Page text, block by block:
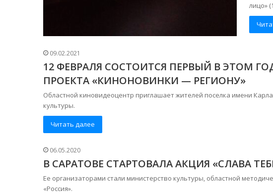
лицо»
09.02.2021
12 ФЕВРАЛЯ СОСТОИТСЯ ПЕРВЫЙ В ЭТОМ
ПРОЕКТА «КИНОНОВИНКИ — РЕГИОНУ»
Областной киновидеоцентр приглашает жителей поселка имени
культуры.
Читать далее
06.05.2020
В САРАТОВЕ СТАРТОВАЛА АКЦИЯ «СЛАВА
Ее организаторами стали министерство культуры, областной
«Россия».